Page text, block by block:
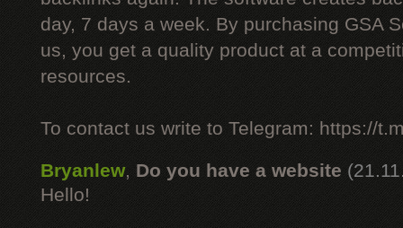
day, 7 days a week. By purchasing GSA
us, you get a quality product at a
resources.
To contact us write to Telegram: https://
Bryanlew, Do you have a website
Hello!